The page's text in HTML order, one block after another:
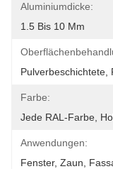
Aluminiumdicke:
1.5 Bis 10 Mm
Pulverbeschichtete,
Farbe:
Jede RAL-Farbe,
Anwendungen:
Fenster, Zaun,